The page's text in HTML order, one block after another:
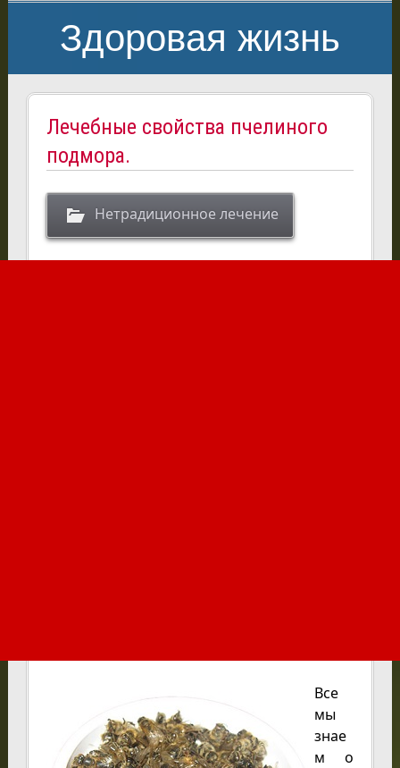
Здоровая жизнь
Лечебные свойства пчелиного
подмора.
Нетрадиционное лечение
Все
мы
знае
м о